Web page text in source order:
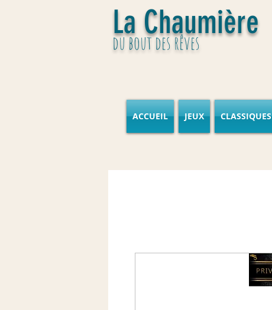
La Chaumière
du bout des rêves
ACCUEIL JEUX CLASSIQUES